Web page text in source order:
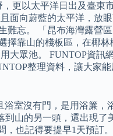
更以太平洋日出及臺東
面向蔚藍的太平洋，放
忘。 「昆布海灣露營
靠山的棧板區，在椰
大眾池。 FUNTOP資訊
整理資料，讓大家
室沒有門，是用浴簾，
山的另一頭，還出現了
也記得要提早1天預訂